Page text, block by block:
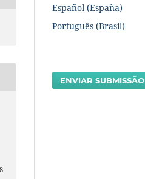
Español (España)
Português (Brasil)
ENVIAR SUBMISSÃO